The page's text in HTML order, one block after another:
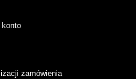
konto
zamówienia